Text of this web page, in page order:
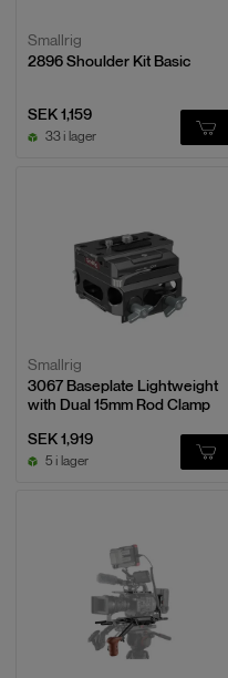
Smallrig
2896 Shoulder Kit Basic
SEK 1,159
33 i lager
Smallrig
3067 Baseplate Lightweight
with Dual 15mm Rod Clamp
SEK 1,919
5 i lager